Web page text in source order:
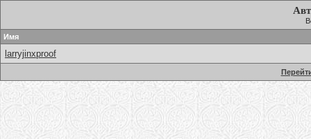
Имя
larryjinxproof